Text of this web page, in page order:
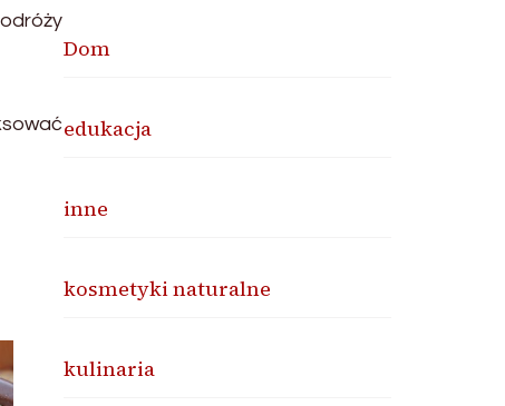
Dom
edukacja
inne
kosmetyki naturalne
kulinaria